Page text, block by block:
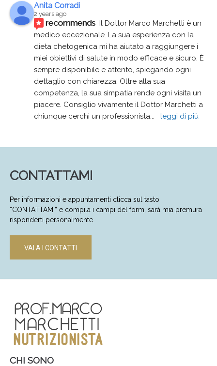
Anita Corradi
2 years ago
recommends Il Dottor Marco Marchetti è un
medico eccezionale. La sua esperienza con la
dieta chetogenica mi ha aiutato a raggiungere i
miei obiettivi di salute in modo efficace e sicuro. È
sempre disponibile e attento, spiegando ogni
dettaglio con chiarezza. Oltre alla sua
competenza, la sua simpatia rende ogni visita un
piacere. Consiglio vivamente il Dottor Marchetti a
chiunque cerchi un professionista... leggi di più
CONTATTAMI
Per informazioni e appuntamenti clicca sul tasto
“CONTATTAMI” e compila i campi del form, sarà mia premura
risponderti personalmente.
VAI A I CONTATTI
CHI SONO